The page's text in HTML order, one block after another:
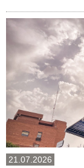
21.07.2026